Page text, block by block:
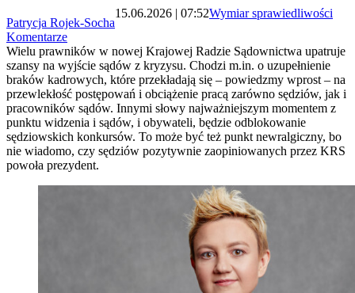
Patrycja Rojek-Socha
15.06.2026 | 07:52Wymiar sprawiedliwości
Komentarze
Wielu prawników w nowej Krajowej Radzie Sądownictwa upatruje
szansy na wyjście sądów z kryzysu. Chodzi m.in. o uzupełnienie
braków kadrowych, które przekładają się – powiedzmy wprost – na
przewlekłość postępowań i obciążenie pracą zarówno sędziów, jak i
pracowników sądów. Innymi słowy najważniejszym momentem z
punktu widzenia i sądów, i obywateli, będzie odblokowanie
sędziowskich konkursów. To może być też punkt newralgiczny, bo
nie wiadomo, czy sędziów pozytywnie zaopiniowanych przez KRS
powoła prezydent.